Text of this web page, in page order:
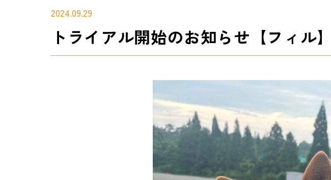
2024.09.29
トライアル開始のお知らせ【フィル】